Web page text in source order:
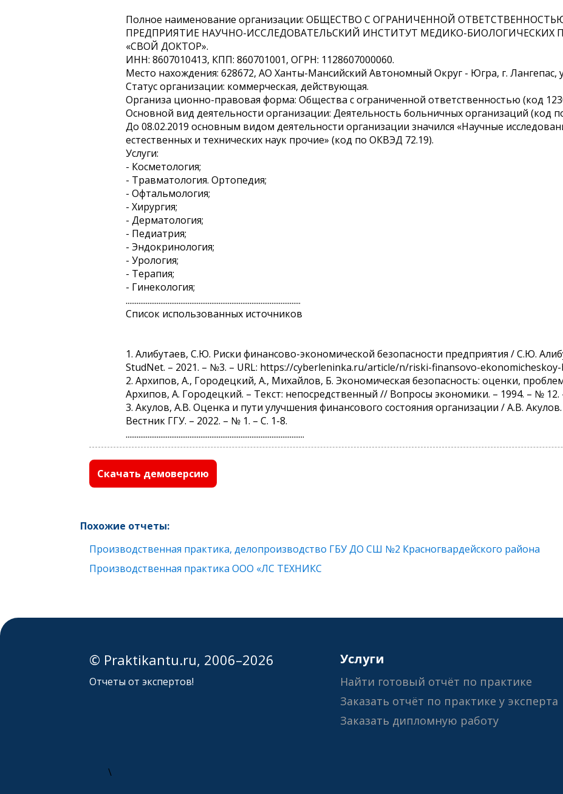
Полное наименование организации: ОБЩЕСТВО С ОГРАНИЧЕННОЙ
ПРЕДПРИЯТИЕ НАУЧНО-ИССЛЕДОВАТЕЛЬСКИЙ ИНСТИТУТ МЕДИКО-БИОЛОГИЧЕСКИХ
«СВОЙ ДОКТОР».
ИНН: 8607010413, КПП: 860701001, ОГРН: 1128607000060.
Место нахождения: 628672, АО Ханты-Мансийский Автономный Округ - Югра, г. Лангепас,
Статус организации: коммерческая, действующая.
Организа ционно-правовая форма: Общества с ограниченной ответственностью (код
Основной вид деятельности организации: Деятельность больничных организаций (код
До 08.02.2019 основным видом деятельности организации значился «Научные
естественных и технических наук прочие» (код по ОКВЭД 72.19).
Услуги:
- Косметология;
- Травматология. Ортопедия;
- Офтальмология;
- Хирургия;
- Дерматология;
- Педиатрия;
- Эндокринология;
- Урология;
- Терапия;
- Гинекология;
................................................................................................
Список использованных источников
1. Алибутаев, С.Ю. Риски финансово-экономической безопасности предприятия / С.Ю.
StudNet. – 2021. – №3. – URL: https://cyberleninka.ru/article/n/riski-finansovo-
2. Архипов, А., Городецкий, А., Михайлов, Б. Экономическая безопасность: оценки,
Архипов, А. Городецкий. – Текст: непосредственный // Вопросы экономики. – 1994. – № 12.
3. Акулов, А.В. Оценка и пути улучшения финансового состояния организации / А.В.
Вестник ГГУ. – 2022. – № 1. – С. 1-8.
..................................................................................................
Скачать демоверсию
Похожие отчеты:
Производственная практика, делопроизводство ГБУ ДО СШ №2 Красногвардейского района
Производственная практика ООО «ЛС ТЕХНИКС
© Praktikantu.ru, 2006–2026
Отчеты от экспертов!
Услуги
Найти готовый отчёт по практике
Заказать отчёт по практике у эксперта
Заказать дипломную работу
\